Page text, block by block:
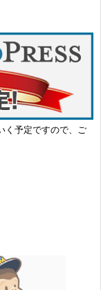
く予定ですので、ご